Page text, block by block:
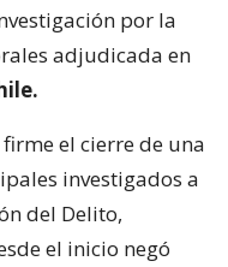
por la
adjudicada en
el cierre de una
investigados a
del Delito,
el inicio negó